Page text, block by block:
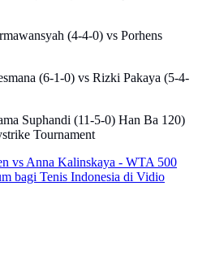
(4-4-0) vs Porhens
(6-1-0) vs Rizki Pakaya (5-4-
Suphandi (11-5-0) Han Ba 120)
Tournament
vs Anna Kalinskaya - WTA 500
bagi Tenis Indonesia di Vidio